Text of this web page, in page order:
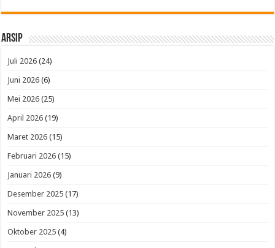
Arsip
Juli 2026 (24)
Juni 2026 (6)
Mei 2026 (25)
April 2026 (19)
Maret 2026 (15)
Februari 2026 (15)
Januari 2026 (9)
Desember 2025 (17)
November 2025 (13)
Oktober 2025 (4)